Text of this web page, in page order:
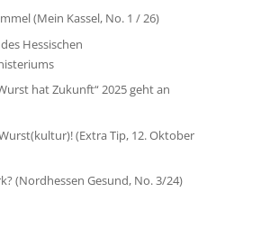
(Mein Kassel, No. 1 / 26)
Hessischen
hat Zukunft“ 2025 geht an
(Extra Tip, 12. Oktober
(Nordhessen Gesund, No. 3/24)